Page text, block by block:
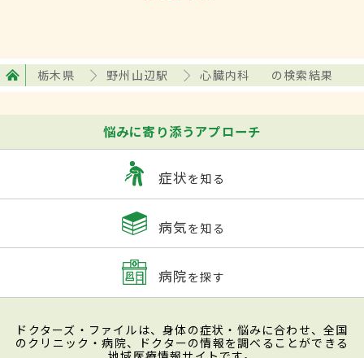
栃木県 野州山辺駅 心臓内科 の検索結果
悩みに寄り添うアプローチ
症状を知る
病気を知る
病院を探す
ドクターズ・ファイルは、身体の症状・悩みに合わせ、全国
のクリニック・病院、ドクターの情報を調べることができる